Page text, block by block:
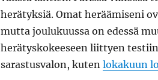
herätyksiä. Omat heräämiseni
mutta joulukuussa on edessä
herätyskokeeseen liittyen
sarastusvalon, kuten lokakuun